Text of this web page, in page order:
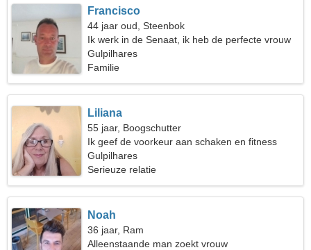
Francisco
44 jaar oud, Steenbok
Ik werk in de Senaat, ik heb de perfecte vrouw
nodig
Gulpilhares
Familie
Liliana
55 jaar, Boogschutter
Ik geef de voorkeur aan schaken en fitness
Gulpilhares
Serieuze relatie
Noah
36 jaar, Ram
Alleenstaande man zoekt vrouw